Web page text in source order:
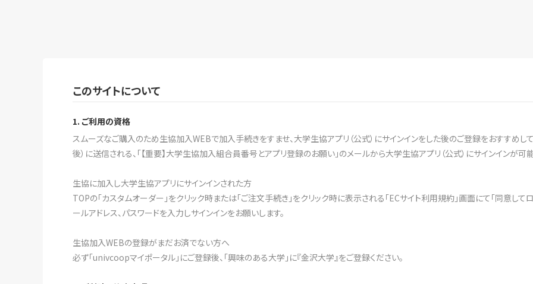
このサイトについて
1. ご利用の資格
スムーズなご購入のため生協加入WEBで加入手続きをすませ、大学生協アプリ（公式）にサインインをした後のご登録をおすすめ
後）に送信される、「【重要】大学生協加入組合員番号とアプリ登録のお願い」のメールから大学生協アプリ（公式）にサインインが可能
生協に加入し大学生協アプリにサインインされた方
TOPの「カスタムオーダー」をクリック時または「ご注文手続き」をクリック時に表示される「ECサイト利用規約」画面にて「同意し
ールアドレス、パスワードを入力しサインインをお願いします。
生協加入WEBの登録がまだお済でない方へ
必ず「univcoopマイポータル」にご登録後、「興味のある大学」に『金沢大学』をご登録ください。